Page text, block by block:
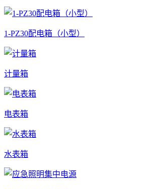
1-PZ30配电箱（小型）
计量箱
电表箱
水表箱